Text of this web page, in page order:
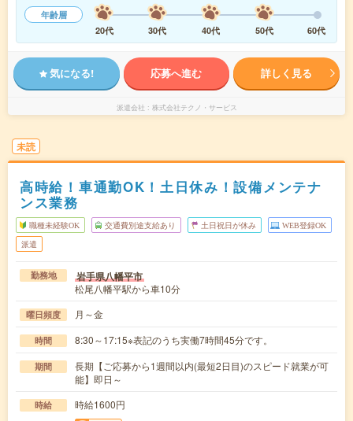
年齢層
20代
30代 40代 50代 60代
気になる! 応募へ進む 詳しく見る
派遣会社 株式会社テクノ・サービス
未読
高時給！車通勤OK！土日休み！設備メンテナ
ンス業務
職種未経験OK 交通費別途支給あり 土日祝日が休み WEB登録OK
派遣
勤務地 岩手県八幡平市
松尾八幡平駅から車10分
曜日頻度 月～金
時間 8:30～17:15※表記のうち実働7時間45分です。
期間
長期【ご応募から1週間以内(最短2日目)のスピード就業が可
能】即日～
時給 時給1600円